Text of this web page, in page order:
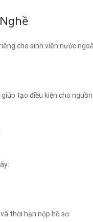
cho sinh viên nước
tạo điều kiện cho
thời hạn nộp hồ sơ.